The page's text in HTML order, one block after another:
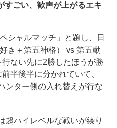
すごい、歓声が上がるエキ
シャルマッチ」と題し、日
き＋第五神格） vs 第五動
ない先に2勝したほうが勝
半後半に分かれていて、
ンター側の入れ替えが行な
ハイレベルな戦いが繰り